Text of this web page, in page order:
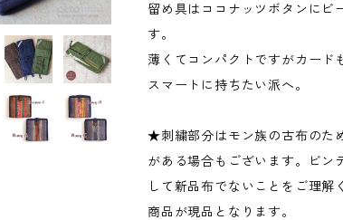
留め具はココナッツボタンにビ
す。
薄くてコンパクトですがカード
スマートに持ちたい派へ。
★刺繍部分はモン族の古布のた
がある場合もございます。ビン
して新品布でないことをご理解
商品が現品となります。